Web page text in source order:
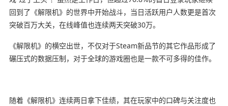
回到了《解限机》的世界中开始战斗，当日活跃用户人数更是首次
突破百万大关，在线峰值也连续两天突破30万。
《解限机》的横空出世，不仅对于Steam新品节的其它作品形成了
碾压式的数据压制，对于全球的游戏圈也是一款不可多得的佳作。
随着《解限机》连续两日拿下佳绩，其在玩家中的口碑与关注度也